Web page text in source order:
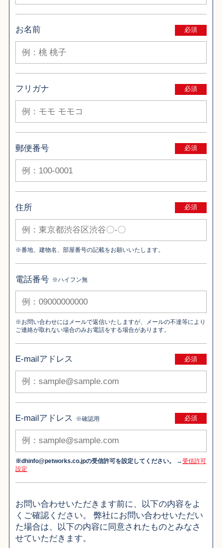
お名前 必須
フリガナ 必須
郵便番号 必須
住所 必須
※番地、建物名、部屋番号の記載をお願いいたします。
電話番号 ※ハイフン無
※お問い合わせにはメールで返信いたしますが、メールの不達等により
ご連絡が取れない場合のみお電話をする場合があります。
E-mailアドレス 必須
E-mailアドレス ※確認用 必須
※dhinfo@petworks.co.jpの受信許可を設定してください。 →受信許可
設定
お問い合わせいただきます前に、以下の内容をよ
くご確認ください。 弊社にお問い合わせいただい
た場合は、以下の内容に同意されたものとみなさ
せていただきます。